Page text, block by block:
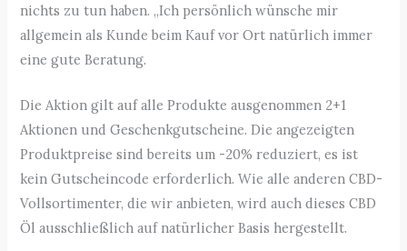
nichts zu tun haben. „Ich persönlich wünsche mir
allgemein als Kunde beim Kauf vor Ort natürlich immer
eine gute Beratung.
Die Aktion gilt auf alle Produkte ausgenommen 2+1
Aktionen und Geschenkgutscheine. Die angezeigten
Produktpreise sind bereits um -20% reduziert, es ist
kein Gutscheincode erforderlich. Wie alle anderen CBD-
Vollsortimenter, die wir anbieten, wird auch dieses CBD
Öl ausschließlich auf natürlicher Basis hergestellt.